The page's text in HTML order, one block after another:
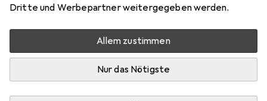
Dritte und Werbepartner weitergegeben werden.
Allem zustimmen
Nur das Nötigste
Zwischen Di, 8.9. und Di, 22.9. geliefert